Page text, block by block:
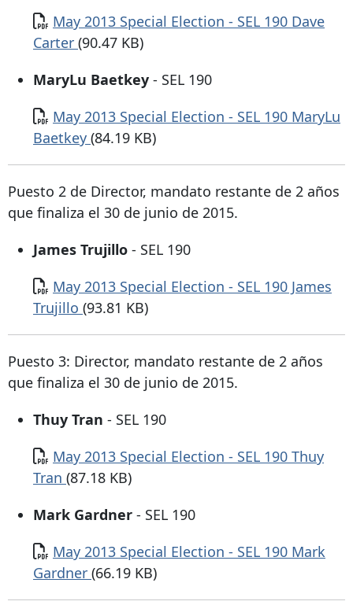
Documento
May 2013 Special Election - SEL 190 Dave
Carter (90.47 KB)
MaryLu Baetkey - SEL 190
Documento
May 2013 Special Election - SEL 190 MaryLu
Baetkey (84.19 KB)
Puesto 2 de Director, mandato restante de 2 años
que finaliza el 30 de junio de 2015.
James Trujillo - SEL 190
Documento
May 2013 Special Election - SEL 190 James
Trujillo (93.81 KB)
Puesto 3: Director, mandato restante de 2 años
que finaliza el 30 de junio de 2015.
Thuy Tran - SEL 190
Documento
May 2013 Special Election - SEL 190 Thuy
Tran (87.18 KB)
Mark Gardner - SEL 190
Documento
May 2013 Special Election - SEL 190 Mark
Gardner (66.19 KB)